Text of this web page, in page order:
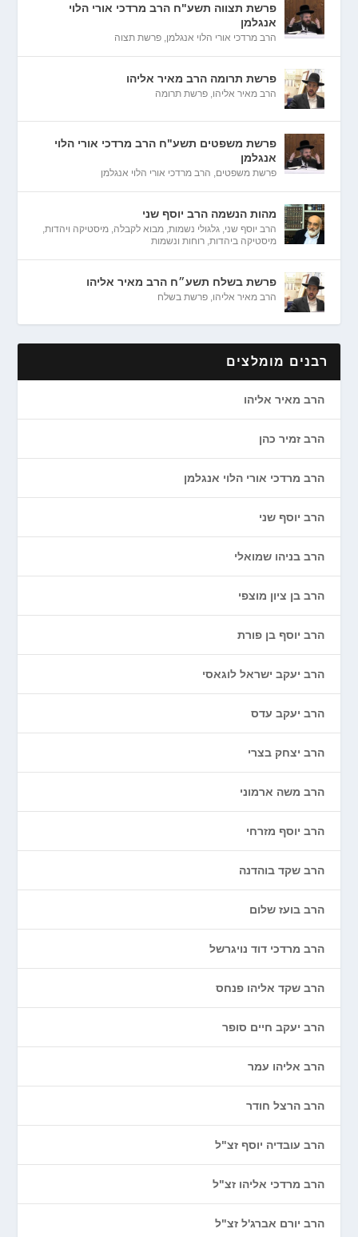
פרשת תצווה תשע"ח הרב מרדכי אורי הלוי
אנגלמן
הרב מרדכי אורי הלוי אנגלמן,פרשת תצוה
פרשת תרומה הרב מאיר אליהו
הרב מאיר אליהו,פרשת תרומה
פרשת משפטים תשע"ח הרב מרדכי אורי הלוי
אנגלמן
פרשת משפטים, הרב מרדכי אורי הלוי אנגלמן
מהות הנשמה הרב יוסף שני
הרב יוסף שני,גלגולי נשמות,מבוא לקבלה,מיסטיקה ויהדות,
מיסטיקה ביהדות,רוחות ונשמות
פרשת בשלח תשע״ח הרב מאיר אליהו
הרב מאיר אליהו,פרשת בשלח
רבנים מומלצים
הרב מאיר אליהו
הרב זמיר כהן
הרב מרדכי אורי הלוי אנגלמן
הרב יוסף שני
הרב בניהו שמואלי
הרב בן ציון מוצפי
הרב יוסף בן פורת
הרב יעקב ישראל לוגאסי
הרב יעקב עדס
הרב יצחק בצרי
הרב משה ארמוני
הרב יוסף מזרחי
הרב שקד בוהדנה
הרב בועז שלום
הרב מרדכי דוד נויגרשל
הרב שקד אליהו פנחס
הרב יעקב חיים סופר
הרב אליהו עמר
הרב הרצל חודר
הרב עובדיה יוסף זצ"ל
הרב מרדכי אליהו זצ"ל
הרב יורם אברג'ל זצ"ל